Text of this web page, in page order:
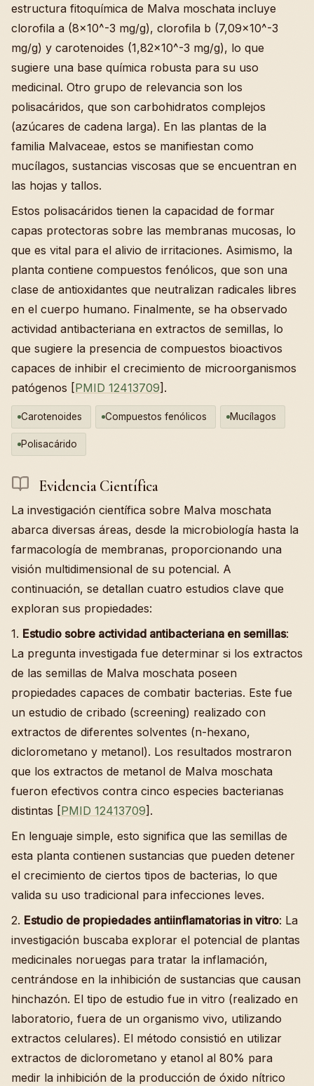
estructura fitoquímica de Malva moschata incluye
clorofila a (8x10^-3 mg/g), clorofila b (7,09x10^-3
mg/g) y carotenoides (1,82x10^-3 mg/g), lo que
sugiere una base química robusta para su uso
medicinal. Otro grupo de relevancia son los
polisacáridos, que son carbohidratos complejos
(azúcares de cadena larga). En las plantas de la
familia Malvaceae, estos se manifiestan como
mucílagos, sustancias viscosas que se encuentran en
las hojas y tallos.
Estos polisacáridos tienen la capacidad de formar
capas protectoras sobre las membranas mucosas, lo
que es vital para el alivio de irritaciones. Asimismo, la
planta contiene compuestos fenólicos, que son una
clase de antioxidantes que neutralizan radicales libres
en el cuerpo humano. Finalmente, se ha observado
actividad antibacteriana en extractos de semillas, lo
que sugiere la presencia de compuestos bioactivos
capaces de inhibir el crecimiento de microorganismos
patógenos [PMID 12413709].
Carotenoides Compuestos fenólicos Mucílagos
Polisacárido
Evidencia Científica
La investigación científica sobre Malva moschata
abarca diversas áreas, desde la microbiología hasta la
farmacología de membranas, proporcionando una
visión multidimensional de su potencial. A
continuación, se detallan cuatro estudios clave que
exploran sus propiedades:
1. Estudio sobre actividad antibacteriana en semillas:
La pregunta investigada fue determinar si los extractos
de las semillas de Malva moschata poseen
propiedades capaces de combatir bacterias. Este fue
un estudio de cribado (screening) realizado con
extractos de diferentes solventes (n-hexano,
diclorometano y metanol). Los resultados mostraron
que los extractos de metanol de Malva moschata
fueron efectivos contra cinco especies bacterianas
distintas [PMID 12413709].
En lenguaje simple, esto significa que las semillas de
esta planta contienen sustancias que pueden detener
el crecimiento de ciertos tipos de bacterias, lo que
valida su uso tradicional para infecciones leves.
2. Estudio de propiedades antiinflamatorias in vitro: La
investigación buscaba explorar el potencial de plantas
medicinales noruegas para tratar la inflamación,
centrándose en la inhibición de sustancias que causan
hinchazón. El tipo de estudio fue in vitro (realizado en
laboratorio, fuera de un organismo vivo, utilizando
extractos celulares). El método consistió en utilizar
extractos de diclorometano y etanol al 80% para
medir la inhibición de la producción de óxido nítrico